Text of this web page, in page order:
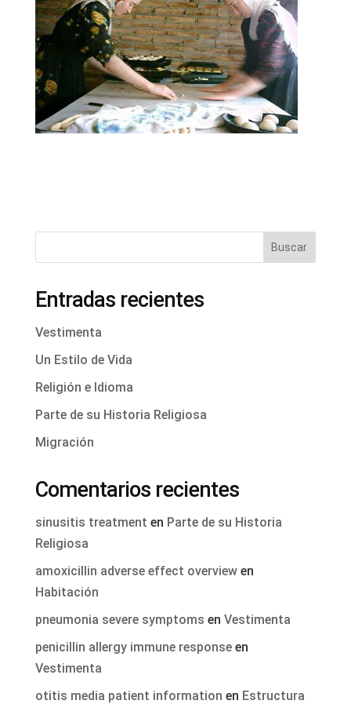
Buscar
Entradas recientes
Vestimenta
Un Estilo de Vida
Religión e Idioma
Parte de su Historia Religiosa
Migración
Comentarios recientes
sinusitis treatment en Parte de su Historia
Religiosa
amoxicillin adverse effect overviewen
Habitación
pneumonia severe symptoms en Vestimenta
penicillin allergy immune responseen
Vestimenta
otitis media patient information en Estructura